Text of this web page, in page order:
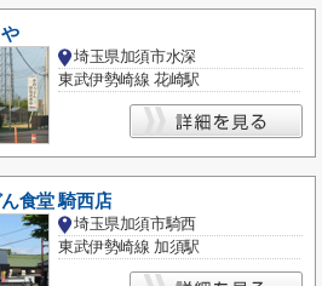
埼玉県加須市水深
東武伊勢崎線 花崎駅
食堂 騎西店
埼玉県加須市騎西
東武伊勢崎線 加須駅